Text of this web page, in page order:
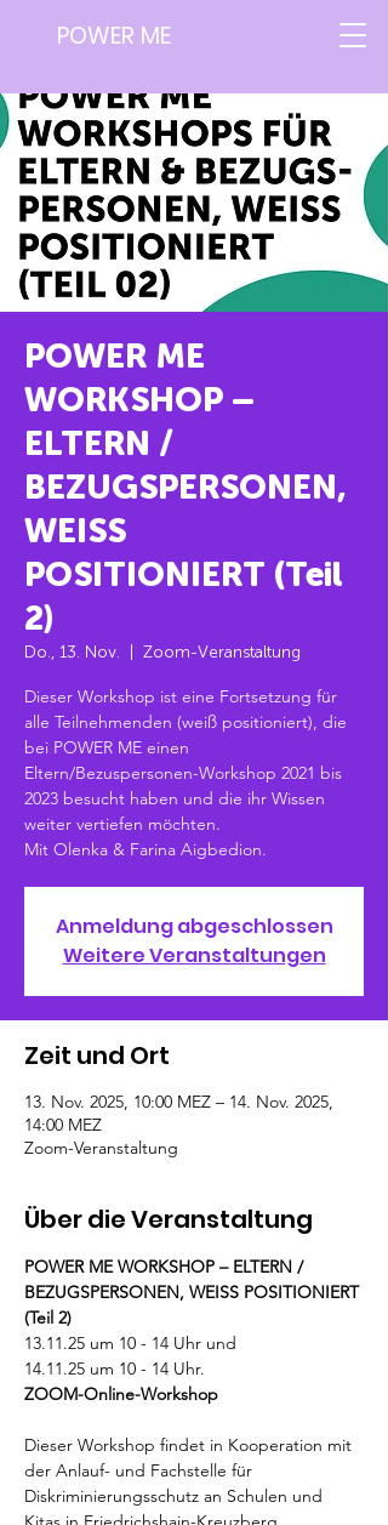
POWER ME
POWER ME
WORKSHOP –
ELTERN /
BEZUGSPERSONEN,
WEISS
POSITIONIERT (Teil
2)
Do., 13. Nov. Zoom-Veranstaltung
Dieser Workshop ist eine Fortsetzung für
alle Teilnehmenden (weiß positioniert), die
bei POWER ME einen
Eltern/Bezuspersonen-Workshop 2021 bis
2023 besucht haben und die ihr Wissen
weiter vertiefen möchten.
Mit Olenka & Farina Aigbedion.
Anmeldung abgeschlossen
Weitere Veranstaltungen
Zeit und Ort
13. Nov. 2025, 10:00 MEZ – 14. Nov. 2025,
14:00 MEZ
Zoom-Veranstaltung
Über die Veranstaltung
POWER ME WORKSHOP – ELTERN /
BEZUGSPERSONEN, WEISS POSITIONIERT
(Teil 2)
13.11.25 um 10 - 14 Uhr und
14.11.25 um 10 - 14 Uhr.
ZOOM-Online-Workshop
Dieser Workshop findet in Kooperation mit
der Anlauf- und Fachstelle für
Diskriminierungsschutz an Schulen und